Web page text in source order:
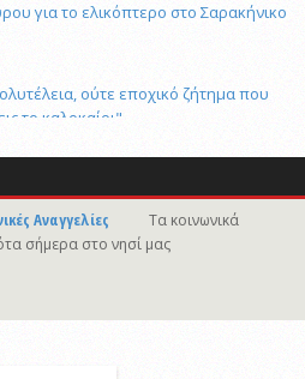
για το ελικόπτερο στο Σαρακήνικο
ούτε εποχικό ζήτημα που
το καλοκαίρι"
τραυματίας. 54 και 61 ετών οι
bar στην Πάρο όταν πνίγηκε ο
Αναγγελίες
Τα κοινωνικά
σήμερα στο νησί μας